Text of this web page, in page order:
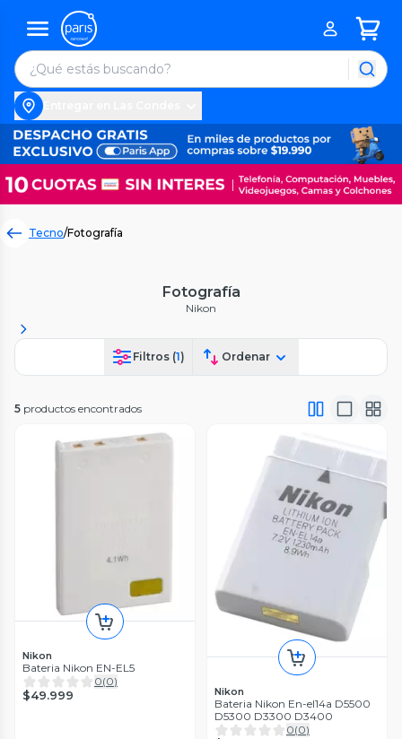
Tecno/Fotografía
Fotografía
Nikon
Filtros (1) Ordenar
5 productos encontrados
Nikon
Bateria Nikon EN-EL5
0(0)
$49.999 Nikon
Bateria Nikon En-el14a D5500
D5300 D3300 D3400
0(0)